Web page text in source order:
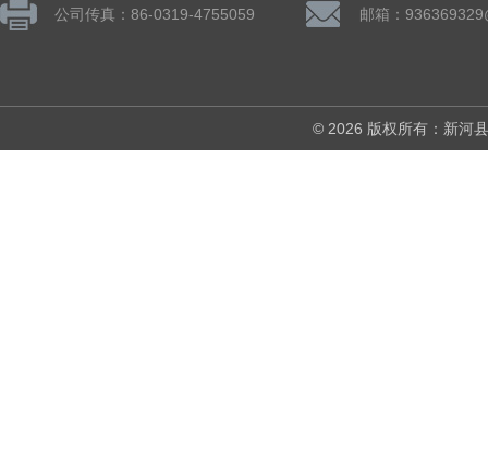
公司传真：86-0319-4755059 邮箱：
© 2026 版权所有：新河